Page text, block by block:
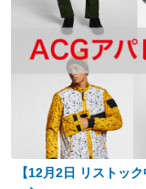
【12月2日 リストッ